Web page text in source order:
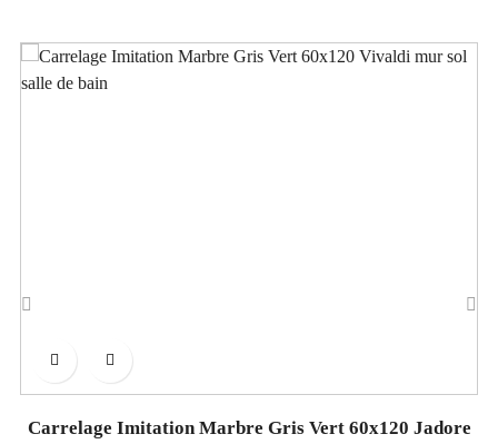
Carrelage Imitation Marbre Gris Vert 60x120 Jadore